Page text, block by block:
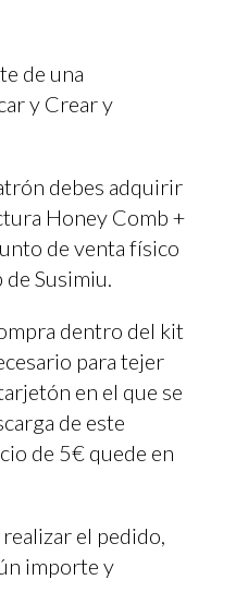
de una
y Crear y
debes adquirir
Honey Comb +
de venta físico
Susimiu.
dentro del kit
para tejer
en el que se
de este
de 5€ quede en
el pedido,
importe y